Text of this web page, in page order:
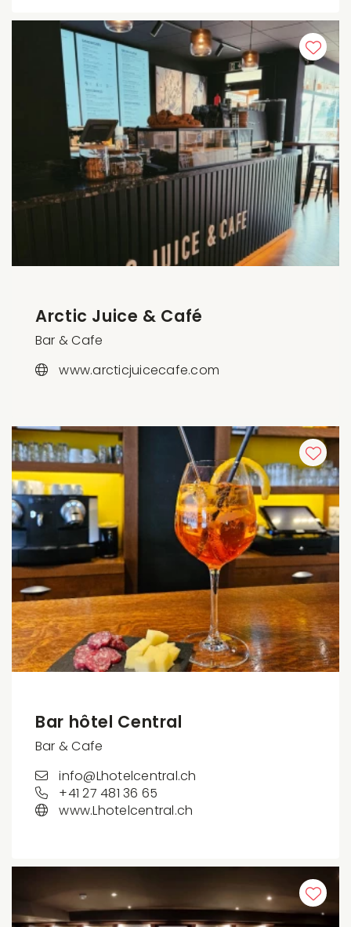
Arctic Juice & Café
Bar & Cafe
www.arcticjuicecafe.com
Bar hôtel Central
Bar & Cafe
info@Lhotelcentral.ch
+41 27 481 36 65
www.Lhotelcentral.ch